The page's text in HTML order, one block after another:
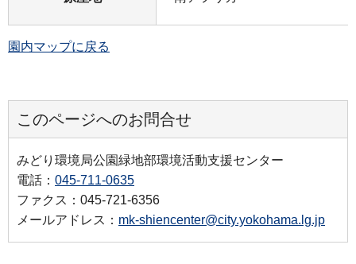
園内マップに戻る
このページへのお問合せ
みどり環境局公園緑地部環境活動支援センター
電話： 045-711-0635
ファクス：045-721-6356
メールアドレス： mk-shiencenter@city.yokohama.lg.jp